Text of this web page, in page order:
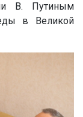
В. Путиным
в Великой